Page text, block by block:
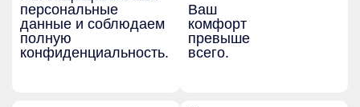
персональные
данные и соблюдаем
полную
конфиденциальность.
Ваш
комфорт
превыше
всего.